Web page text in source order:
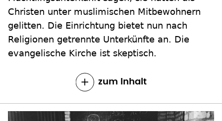
Christen unter muslimischen Mitbewohnern
gelitten. Die Einrichtung bietet nun nach
Religionen getrennte Unterkünfte an. Die
evangelische Kirche ist skeptisch.
zum Inhalt